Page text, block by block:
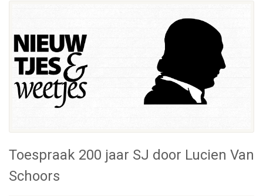
Toespraak 200 jaar SJ door Lucien Van
Schoors